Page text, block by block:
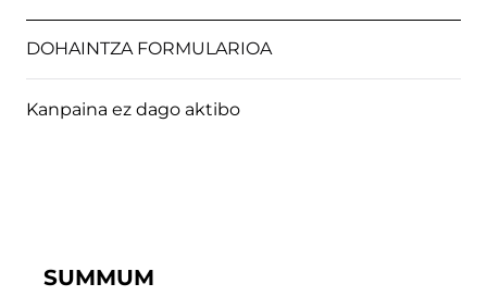
DOHAINTZA FORMULARIOA
Kanpaina ez dago aktibo
SUMMUM